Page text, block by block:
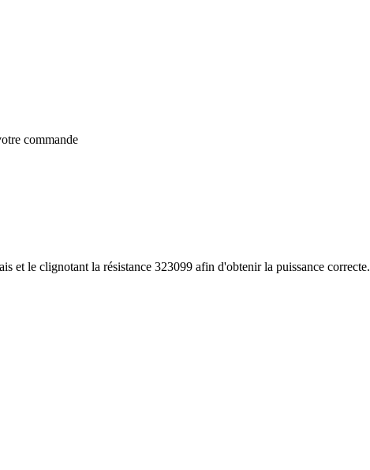
commande
et le clignotant la résistance 323099 afin d'obtenir la puissance correcte.